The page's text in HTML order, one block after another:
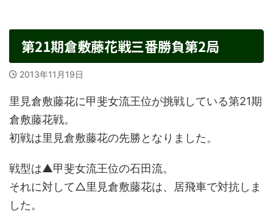
第21期倉敷藤花戦三番勝負第2局
2013年11月19日
里見倉敷藤花に甲斐女流王位が挑戦している第21期
倉敷藤花戦。
初戦は里見倉敷藤花の先勝となりました。
戦型は▲甲斐女流王位の石田流。
それに対して△里見倉敷藤花は、居飛車で対抗しま
した。